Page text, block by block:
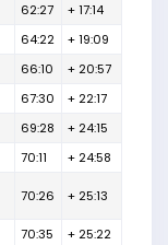
62:27
+ 17:14
64:22
+ 19:09
66:10
+ 20:57
67:30
+ 22:17
69:28
+ 24:15
70:11 + 24:58
70:26 + 25:13
70:35
+ 25:22